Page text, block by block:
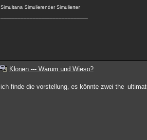
Simultana Simulierender Simulierter
Klonen --- Warum und Wieso?
ich finde die vorstellung, es könnte zwei